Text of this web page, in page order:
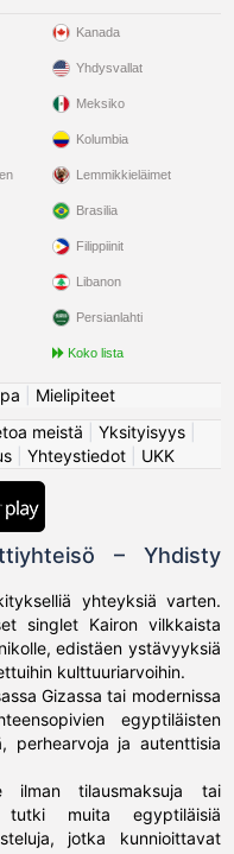
Kanada
Yhdysvallat
Meksiko
Kolumbia
Lemmikkieläimet
Brasilia
Filippiinit
Libanon
Persianlahti
Koko lista
Mielipiteet
meistä Yksityisyys|
Yhteystiedot UKK
– Yhdisty
yhteyksiä varten.
singlet Kairon vilkkaista
edistäen ystävyyksiä
kulttuuriarvoihin.
Gizassa tai modernissa
egyptiläisten
perhearvoja ja autenttisia
ilman tilausmaksuja tai
tutki muita egyptiläisiä
jotka kunnioittavat